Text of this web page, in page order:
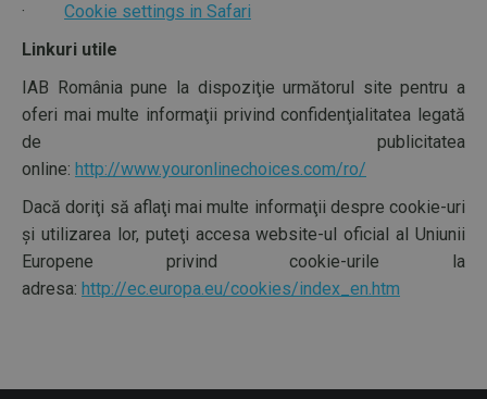
· Cookie settings in Safari
Linkuri utile
IAB România pune la dispoziţie următorul site pentru a
oferi mai multe informaţii privind confidenţialitatea legată
de publicitatea
online: http://www.youronlinechoices.com/ro/
Dacă doriţi să aflaţi mai multe informaţii despre cookie-uri
şi utilizarea lor, puteţi accesa website-ul oficial al Uniunii
Europene privind cookie-urile la
adresa: http://ec.europa.eu/cookies/index_en.htm